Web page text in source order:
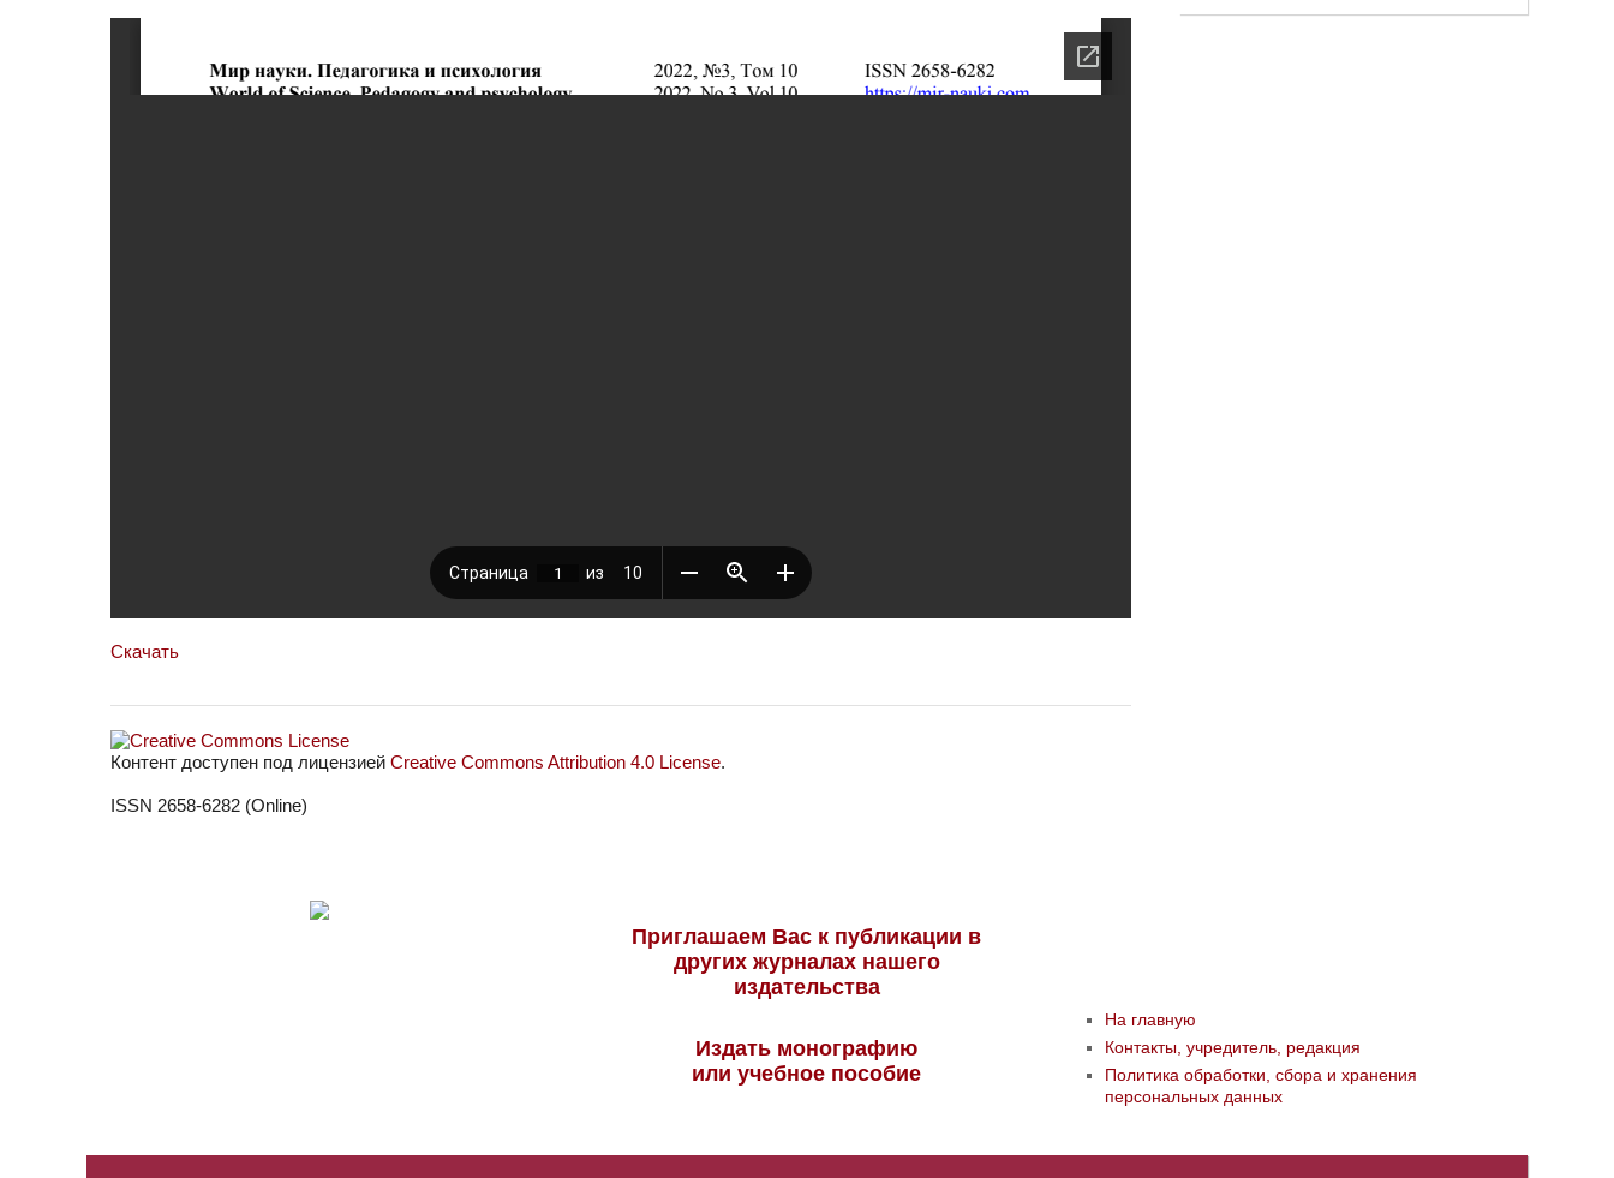
Скачать
Контент доступен под лицензией Creative Commons Attribution 4.0 License.
ISSN 2658-6282 (Online)
Приглашаем Вас к публикации в
других журналах нашего
издательства
Издать монографию
или учебное пособие
На главную
Контакты, учредитель, редакция
Политика обработки, сбора и хранения
персональных данных